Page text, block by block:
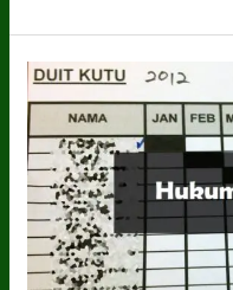
Pakai
Gelang.
Adakah
ia
dibenarkan?